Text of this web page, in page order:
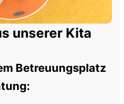
unserer Kita
Betreuungsplatz